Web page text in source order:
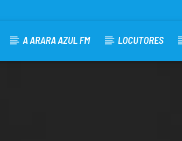
A ARARA AZUL FM LOCUTORES